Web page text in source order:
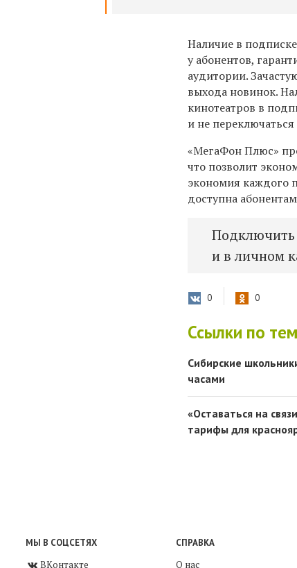
Наличие в
у абонентов,
аудитории.
выхода новинок.
кинотеатров в
и не
«МегаФон Плюс»
что позволит
экономия каждого
доступна
и в личном
0 0
Ссылки по
Сибирские
часами
«Оставаться на
тарифы для
МЫ В СОЦСЕТЯХ
ВКонтакте
СПРАВКА
О нас